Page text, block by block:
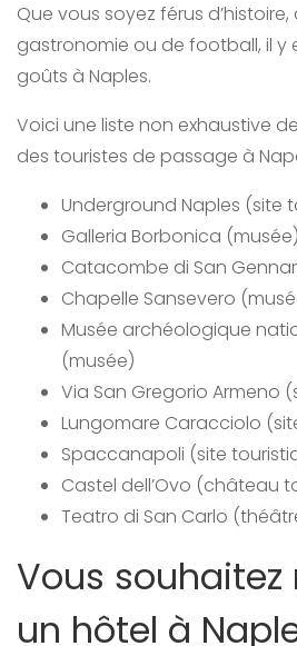
Que vous soyez férus
gastronomie ou de football, il y
goûts à Naples.
Voici une liste non exhaustive
des touristes de passage à
Underground Naples (site
Galleria Borbonica (musée)
Catacombe di San
Chapelle Sansevero
Musée archéologique
(musée)
Via San Gregorio Armeno
Lungomare Caracciolo
Spaccanapoli (site
Castel dell’Ovo (château
Teatro di San Carlo
Vous souhaitez
un hôtel à